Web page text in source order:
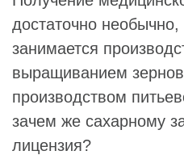
достаточно
занимается
выращиванием
производством
зачем же сахарному
лицензия?